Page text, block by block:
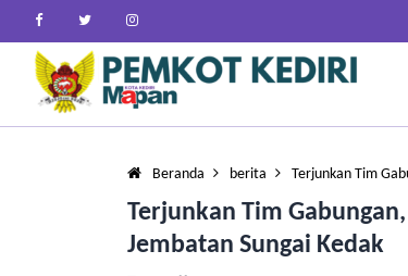
Beranda berita Terjunkan Tim
Terjunkan Tim
Jembatan Sungai Kedak